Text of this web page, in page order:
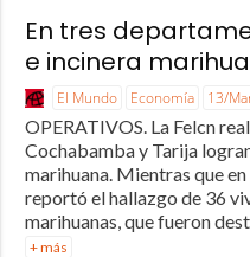
En tres
e incinera
El Mundo Economía 13/
OPERATIVOS. La Felcn
Cochabamba y Tarija
marihuana. Mientras que
reportó el hallazgo de 36
marihuanas, que fueron
+ más